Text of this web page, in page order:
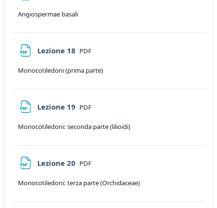
Angiospermae basali
Lezione 18 File
PDF
Monocotiledoni (prima parte)
Lezione 19 File
PDF
Monocotiledoni: seconda parte (lilioidi)
Lezione 20 File
PDF
Monocotiledoni: terza parte (Orchidaceae)